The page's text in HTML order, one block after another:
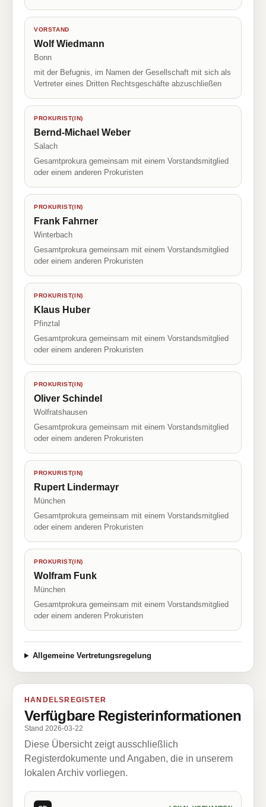
VORSTAND
Wolf Wiedmann
Bonn
mit der Befugnis, im Namen der Gesellschaft mit sich als
Vertreter eines Dritten Rechtsgeschäfte abzuschließen
PROKURIST(IN)
Bernd-Michael Weber
Salach
Gesamtprokura gemeinsam mit einem Vorstandsmitglied
oder einem anderen Prokuristen
PROKURIST(IN)
Frank Fahrner
Winterbach
Gesamtprokura gemeinsam mit einem Vorstandsmitglied
oder einem anderen Prokuristen
PROKURIST(IN)
Klaus Huber
Pfinztal
Gesamtprokura gemeinsam mit einem Vorstandsmitglied
oder einem anderen Prokuristen
PROKURIST(IN)
Oliver Schindel
Wolfratshausen
Gesamtprokura gemeinsam mit einem Vorstandsmitglied
oder einem anderen Prokuristen
PROKURIST(IN)
Rupert Lindermayr
München
Gesamtprokura gemeinsam mit einem Vorstandsmitglied
oder einem anderen Prokuristen
PROKURIST(IN)
Wolfram Funk
München
Gesamtprokura gemeinsam mit einem Vorstandsmitglied
oder einem anderen Prokuristen
Allgemeine Vertretungsregelung
HANDELSREGISTER
Verfügbare Registerinformationen
Stand 2026-03-22
Diese Übersicht zeigt ausschließlich
Registerdokumente und Angaben, die in unserem
lokalen Archiv vorliegen.